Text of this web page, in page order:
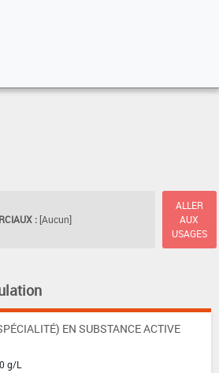
: [Aucun]
ALLER
AUX
USAGES
EN SUBSTANCE ACTIVE
g/L